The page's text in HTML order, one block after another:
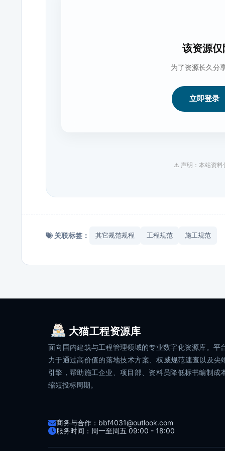
该资源
为了资源长久分
立即登录
⚠️ 声明：本站资料
关联标签： 其它规范规程 工程规范 施工规范
大猫工程资源库
面向国内建筑与工程管理领域的专业数字化资源库。平
力于通过高价值的落地技术方案、权威规范速查以及尖
引擎，帮助施工企业、项目部、资料员降低标书编制成
缩短投标周期。
商务与合作：bbf4031@outlook.com
服务时间：周一至周五 09:00 - 18:00